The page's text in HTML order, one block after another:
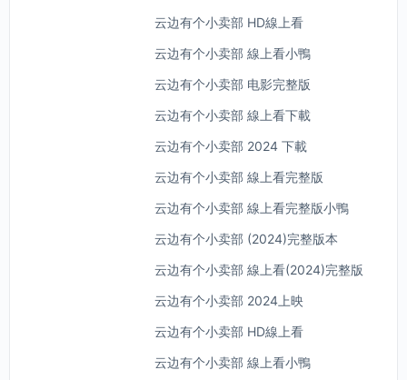
云边有个小卖部 HD線上看
云边有个小卖部 線上看小鴨
云边有个小卖部 电影完整版
云边有个小卖部 線上看下載
云边有个小卖部 2024 下載
云边有个小卖部 線上看完整版
云边有个小卖部 線上看完整版小鴨
云边有个小卖部 (2024)完整版本
云边有个小卖部 線上看(2024)完整版
云边有个小卖部 2024上映
云边有个小卖部 HD線上看
云边有个小卖部 線上看小鴨